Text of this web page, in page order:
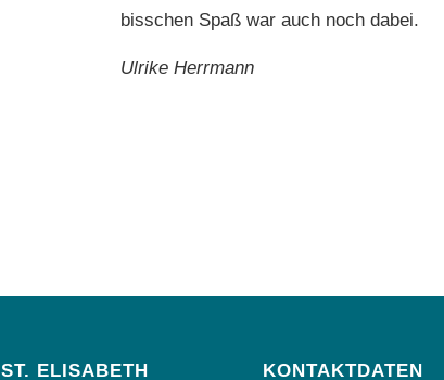
bisschen Spaß war auch noch dabei.
Ulrike Herrmann
ST. ELISABETH KONTAKTDATEN